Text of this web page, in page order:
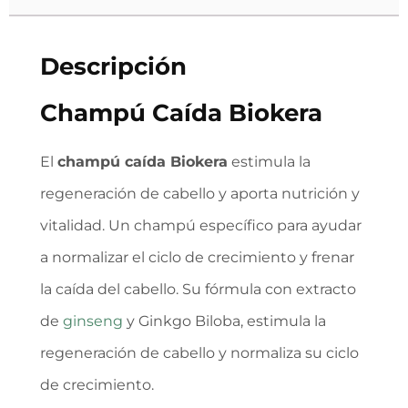
Descripción
Champú Caída Biokera
El champú caída Biokera estimula la
regeneración de cabello y aporta nutrición y
vitalidad. Un champú específico para ayudar
a normalizar el ciclo de crecimiento y frenar
la caída del cabello. Su fórmula con extracto
de ginseng y Ginkgo Biloba, estimula la
regeneración de cabello y normaliza su ciclo
de crecimiento.